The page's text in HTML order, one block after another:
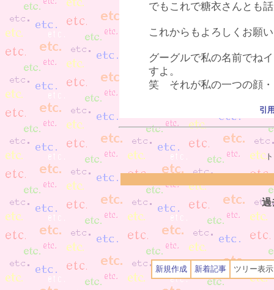
でもこれで糖衣さんとも
これからもよろしくお願
グーグルで私の名前でね
すよ。
笑 それが私の一つの顔
引
過
新規作成 新着記事 ツリー表示